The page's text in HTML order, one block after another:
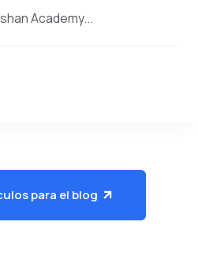
Academy...
para el blog